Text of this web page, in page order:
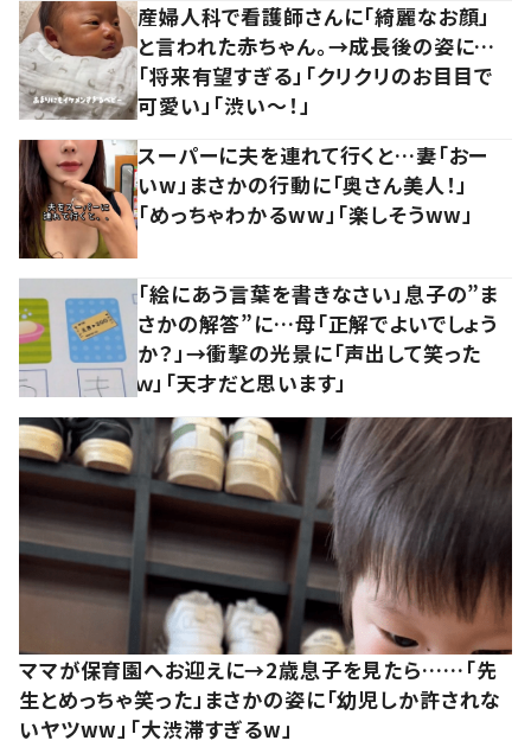
産婦人科で看護師さんに「綺麗なお顔」
と言われた赤ちゃん。→成長後の姿に…
「将来有望すぎる」「クリクリのお目目で
可愛い」「渋い～！」
スーパーに夫を連れて行くと…妻「おー
いw」まさかの行動に「奥さん美人！」
「めっちゃわかるww」「楽しそうww」
「絵にあう言葉を書きなさい」息子の”ま
さかの解答”に…母「正解でよいでしょう
か？」→衝撃の光景に「声出して笑った
ｗ」「天才だと思います」
ママが保育園へお迎えに→2歳息子を見たら……「先
生とめっちゃ笑った」まさかの姿に「幼児しか許されな
いヤツww」「大渋滞すぎるw」